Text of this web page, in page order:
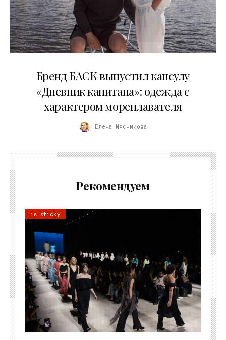
Бренд БАСК выпустил капсулу
«Дневник капитана»: одежда с
характером мореплавателя
Елена Мясникова
Рекомендуем
is sticky